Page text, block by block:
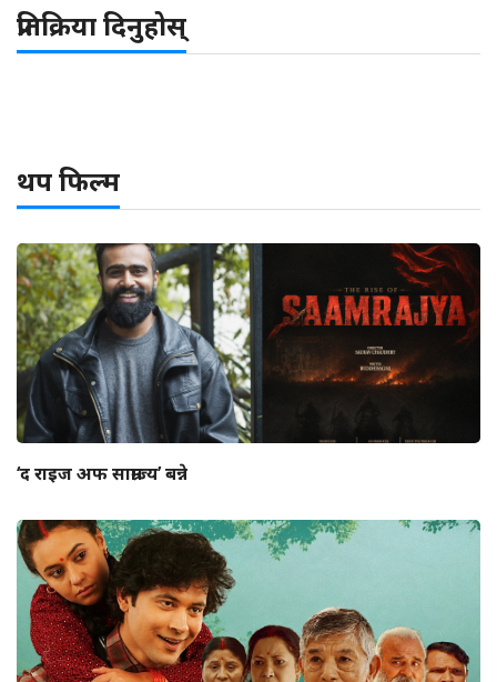
प्रतिक्रिया दिनुहोस्
थप फिल्म
‘द राइज अफ साम्राज्य’ बन्ने